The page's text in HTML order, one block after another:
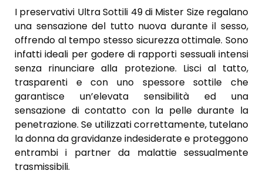
I preservativi Ultra Sottili 49 di Mister Size regalano
una sensazione del tutto nuova durante il sesso,
offrendo al tempo stesso sicurezza ottimale. Sono
infatti ideali per godere di rapporti sessuali intensi
senza rinunciare alla protezione. Lisci al tatto,
trasparenti e con uno spessore sottile che
garantisce un’elevata sensibilità ed una
sensazione di contatto con la pelle durante la
penetrazione. Se utilizzati correttamente, tutelano
la donna da gravidanze indesiderate e proteggono
entrambi i partner da malattie sessualmente
trasmissibili.